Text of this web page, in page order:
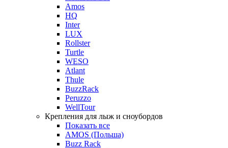
Amos
HQ
Inter
LUX
Rollster
Turtle
WESO
Atlant
Thule
BuzzRack
Peruzzo
WellTour
Крепления для лыж и сноубордов
Показать все
AMOS (Польша)
Buzz Rack